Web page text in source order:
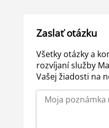
Zaslať otázku
Všetky otázky a
rozvíjaní služby
Vašej žiadosti na